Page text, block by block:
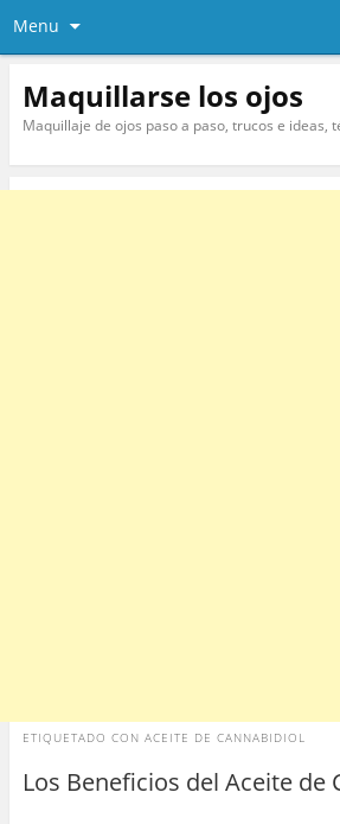
Menu
Maquillarse los ojos
Maquillaje de ojos paso a paso, trucos e ideas,
ETIQUETADO CON ACEITE DE CANNABIDIOL
Los Beneficios del Aceite de